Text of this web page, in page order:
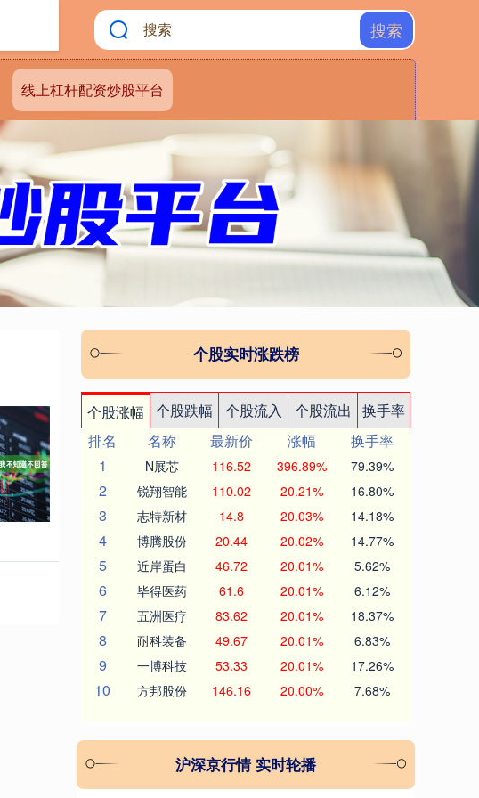
搜索
线上杠杆配资炒股平台
个股实时涨跌榜
个股涨幅 个股跌幅 个股流入 个股流出
换手率
排名
名称 最新价 涨幅
换手率
1
N展芯 116.52 396.89% 79.39%
2 锐翔智能 110.02 20.21% 16.80%
3 志特新材 14.8 20.03% 14.18%
4 博腾股份 20.44 20.02% 14.77%
5 近岸蛋白 46.72 20.01% 5.62%
6 毕得医药 61.6 20.01% 6.12%
7 五洲医疗 83.62 20.01% 18.37%
8 耐科装备 49.67 20.01% 6.83%
9 一博科技 53.33 20.01% 17.26%
10 方邦股份 146.16 20.00% 7.68%
沪深京行情 实时轮播